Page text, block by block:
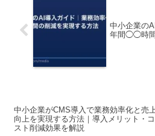
中小企業の
年間◯◯時間
中小企業がCMS導入で業務効率化と売
向上を実現する方法｜導入メリット・コ
スト削減効果を解説